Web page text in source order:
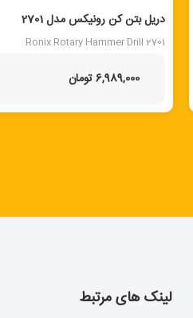
دریل بتن کن رونیکس مدل 2701
Ronix Rotary Hammer Drill 2701
6,989,000 تومان
لینک های مرتبط